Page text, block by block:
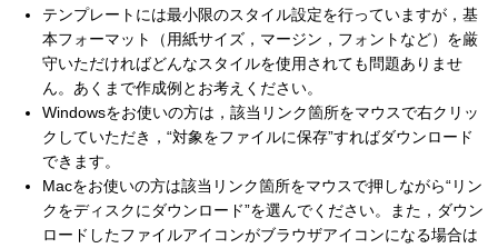
テンプレートには最小限のスタイル設定を行っていますが，基
本フォーマット（用紙サイズ，マージン，フォントなど）を厳
守いただければどんなスタイルを使用されても問題ありませ
ん。あくまで作成例とお考えください。
Windowsをお使いの方は，該当リンク箇所をマウスで右クリッ
クしていただき，“対象をファイルに保存”すればダウンロード
できます。
Macをお使いの方は該当リンク箇所をマウスで押しながら“リン
クをディスクにダウンロード”を選んでください。また，ダウン
ロードしたファイルアイコンがブラウザアイコンになる場合は